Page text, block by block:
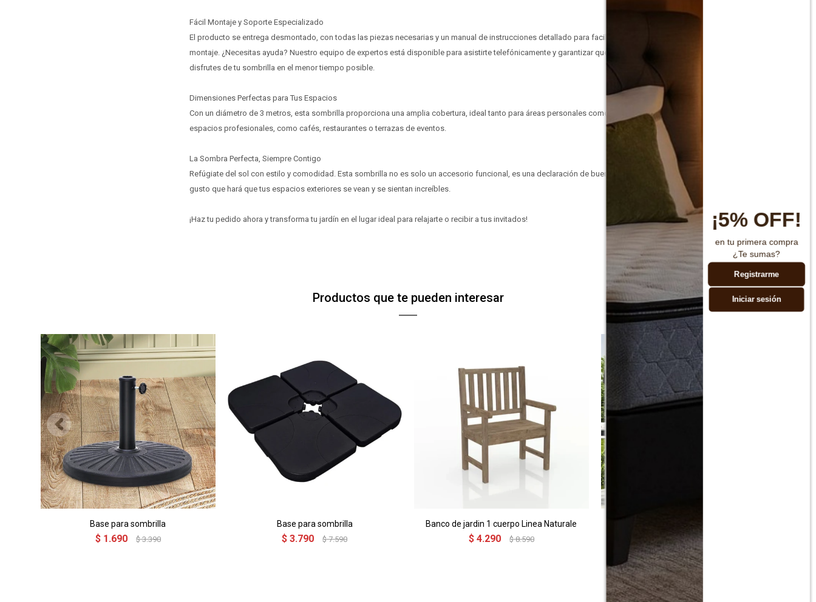
Fácil Montaje y Soporte Especializado
El producto se entrega desmontado, con todas las piezas necesarias y un manual de instrucciones detallado para facilitar el
montaje. ¿Necesitas ayuda? Nuestro equipo de expertos está disponible para asistirte telefónicamente y garantizar que
disfrutes de tu sombrilla en el menor tiempo posible.
Dimensiones Perfectas para Tus Espacios
Con un diámetro de 3 metros, esta sombrilla proporciona una amplia cobertura, ideal tanto para áreas personales como para
espacios profesionales, como cafés, restaurantes o terrazas de eventos.
La Sombra Perfecta, Siempre Contigo
Refúgiate del sol con estilo y comodidad. Esta sombrilla no es solo un accesorio funcional, es una declaración de buen
gusto que hará que tus espacios exteriores se vean y se sientan increíbles.
¡Haz tu pedido ahora y transforma tu jardín en el lugar ideal para relajarte o recibir a tus invitados!
Productos que te pueden interesar
Base para sombrilla
$ 1.690 $ 3.390
Base para sombrilla
$ 3.790 $ 7.590
Banco de jardin 1 cuerpo Linea Naturale
$ 4.290 $ 8.590 4.990 $ 9.990
cuotas y sin tocar tu
tarjeta de crédito
Cédula de identidad
Celular
Fecha de nacimiento
Día Mes Año
Después.
¡Tenés hasta
Elegí Pago Después como metodo de pago
* sujeto a aprobación crediticia. El monto disponible
Ups!
inconveniente, por cualquier duda contactanos
¡Algo salió mal!
Por favor intenta nuevamente mas tarde.
cuotas y sin tocar tu
tarjeta de crédito
Cédula de identidad
Celular
Fecha de nacimiento
Día Mes Año
Después.
¡Tenés hasta
Elegí Pago Después como metodo de pago
* sujeto a aprobación crediticia. El monto disponible
Ups!
inconveniente, por cualquier duda contactanos
¡Algo salió mal!
Por favor intenta nuevamente mas tarde.
¡5% OFF!
en tu primera compra
¿Te sumas?
Registrarme
Iniciar sesión